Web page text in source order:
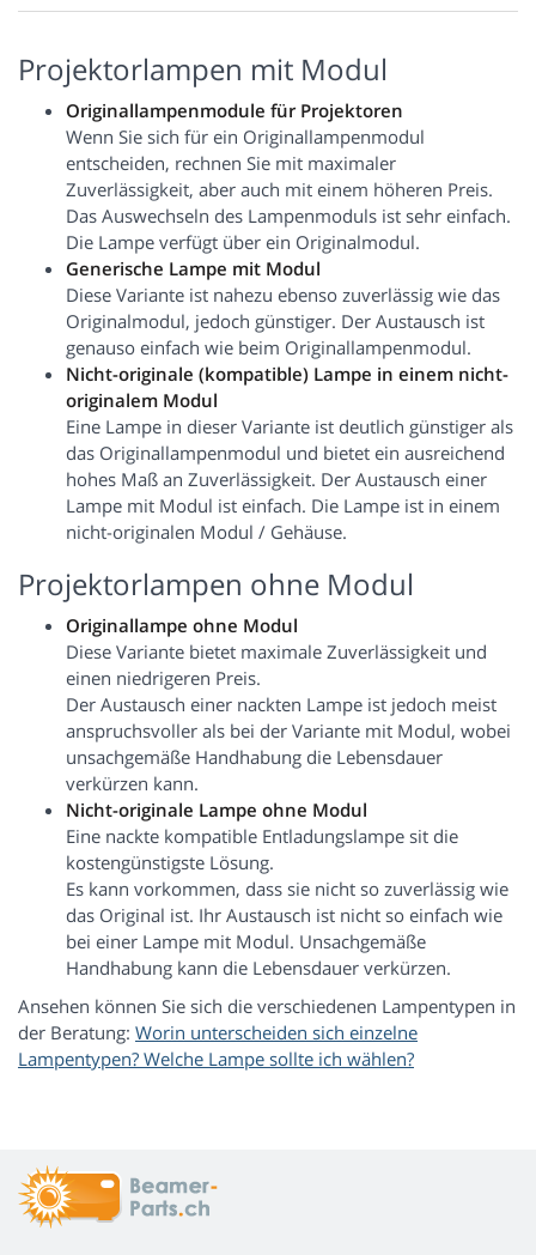
Projektorlampen mit Modul
Originallampenmodule für Projektoren
Wenn Sie sich für ein Originallampenmodul
entscheiden, rechnen Sie mit maximaler
Zuverlässigkeit, aber auch mit einem höheren Preis.
Das Auswechseln des Lampenmoduls ist sehr einfach.
Die Lampe verfügt über ein Originalmodul.
Generische Lampe mit Modul
Diese Variante ist nahezu ebenso zuverlässig wie das
Originalmodul, jedoch günstiger. Der Austausch ist
genauso einfach wie beim Originallampenmodul.
Nicht-originale (kompatible) Lampe in einem nicht-
originalem Modul
Eine Lampe in dieser Variante ist deutlich günstiger als
das Originallampenmodul und bietet ein ausreichend
hohes Maß an Zuverlässigkeit. Der Austausch einer
Lampe mit Modul ist einfach. Die Lampe ist in einem
nicht-originalen Modul / Gehäuse.
Projektorlampen ohne Modul
Originallampe ohne Modul
Diese Variante bietet maximale Zuverlässigkeit und
einen niedrigeren Preis.
Der Austausch einer nackten Lampe ist jedoch meist
anspruchsvoller als bei der Variante mit Modul, wobei
unsachgemäße Handhabung die Lebensdauer
verkürzen kann.
Nicht-originale Lampe ohne Modul
Eine nackte kompatible Entladungslampe sit die
kostengünstigste Lösung.
Es kann vorkommen, dass sie nicht so zuverlässig wie
das Original ist. Ihr Austausch ist nicht so einfach wie
bei einer Lampe mit Modul. Unsachgemäße
Handhabung kann die Lebensdauer verkürzen.
Ansehen können Sie sich die verschiedenen Lampentypen in
der Beratung: Worin unterscheiden sich einzelne
Lampentypen? Welche Lampe sollte ich wählen?